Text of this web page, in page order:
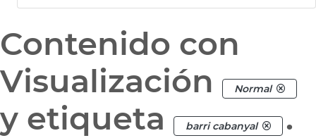
Contenido con
Visualización
Normal
y etiqueta barri cabanyal .